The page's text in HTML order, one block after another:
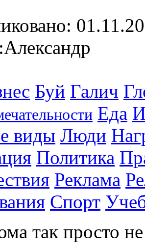
Александр
Буй Галич
Еда
виды Люди
Политика
Реклама
Спорт
так просто